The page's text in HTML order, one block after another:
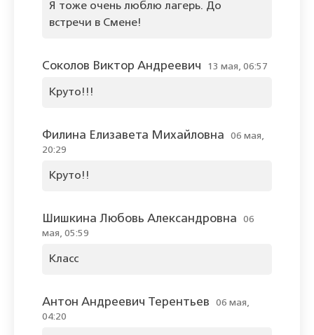
Я тоже очень люблю лагерь. До
встречи в Смене!
Соколов Виктор Андреевич 13 мая, 06:57
Круто!!!
Филина Елизавета Михайловна
06 мая,
20:29
Круто!!
Шишкина Любовь Александровна
06
мая, 05:59
Класс
Антон Андреевич Терентьев
06 мая,
04:20